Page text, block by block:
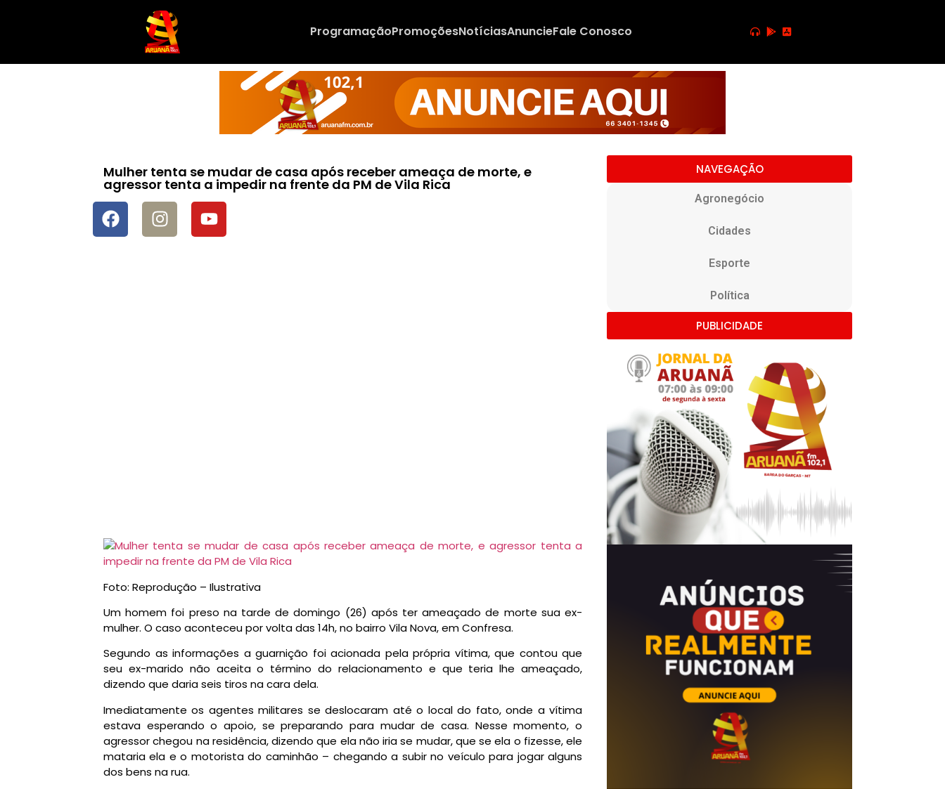
ProgramaçãoPromoçõesNotíciasAnuncieFale Conosco
Mulher tenta se mudar de casa após receber ameaça de morte, e
agressor tenta a impedir na frente da PM de Vila Rica
Foto: Reprodução – Ilustrativa
Um homem foi preso na tarde de domingo (26) após ter ameaçado de morte sua ex-
mulher. O caso aconteceu por volta das 14h, no bairro Vila Nova, em Confresa.
Segundo as informações a guarnição foi acionada pela própria vítima, que contou que
seu ex-marido não aceita o término do relacionamento e que teria lhe ameaçado,
dizendo que daria seis tiros na cara dela.
Imediatamente os agentes militares se deslocaram até o local do fato, onde a vítima
estava esperando o apoio, se preparando para mudar de casa. Nesse momento, o
agressor chegou na residência, dizendo que ela não iria se mudar, que se ela o fizesse, ele
mataria ela e o motorista do caminhão – chegando a subir no veículo para jogar alguns
dos bens na rua.
NAVEGAÇÃO
Agronegócio
Cidades
Esporte
Política
PUBLICIDADE